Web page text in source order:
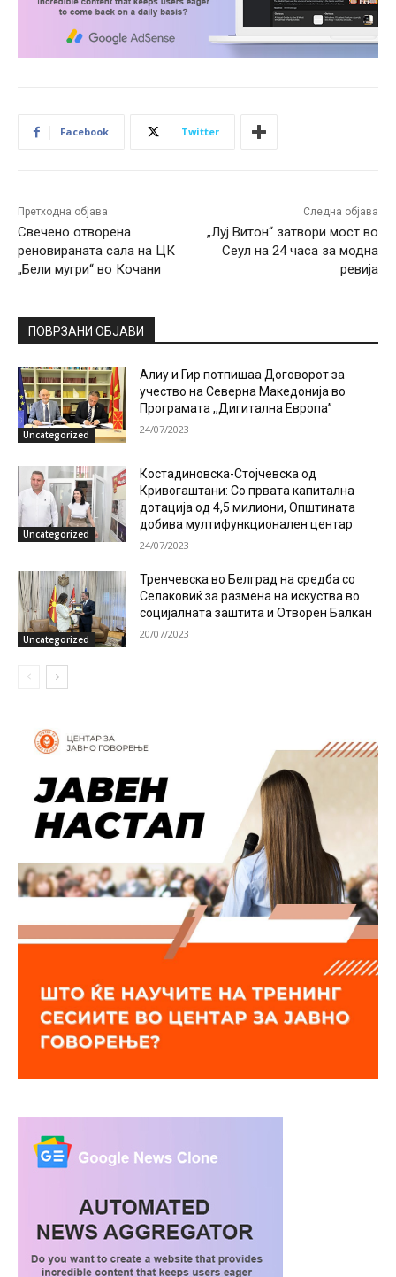
Facebook Twitter
Претходна објава
Свечено отворена
реновираната сала на ЦК
„Бели мугри“ во Кочани
Следна објава
„Луј Витон“ затвори мост во
Сеул на 24 часа за модна
ревија
ПОВРЗАНИ ОБЈАВИ
Uncategorized
Алиу и Гир потпишаа Договорот за
учество на Северна Македонија во
Програмата ,,Дигитална Европа”
24/07/2023
Uncategorized
Костадиновска-Стојчевска од
Кривогаштани: Со првата капитална
дотација од 4,5 милиони, Општината
добива мултифункционален центар
24/07/2023
Uncategorized
Тренчевска во Белград на средба со
Селаковиќ за размена на искуства во
социјалната заштита и Отворен Балкан
20/07/2023